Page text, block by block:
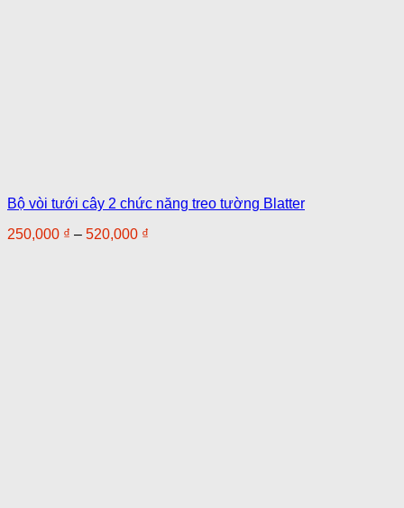
Bộ vòi tưới cây 2 chức năng treo tường Blatter
250,000 ₫ – 520,000 ₫